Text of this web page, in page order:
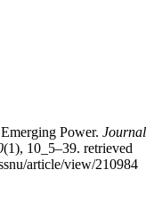
Power. Journal
(1), 10_5–39. retrieved
article/view/210984